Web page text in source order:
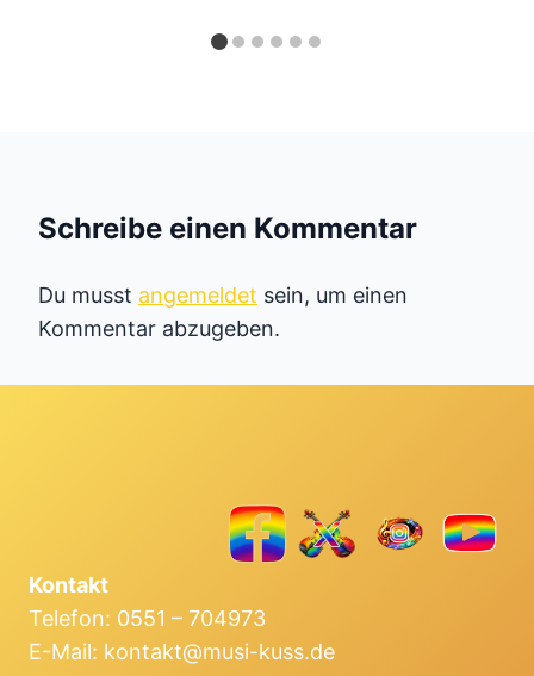
Schreibe einen Kommentar
Du musst angemeldet sein, um einen
Kommentar abzugeben.
Kontakt
Telefon: 0551 – 704973
E-Mail: kontakt@musi-kuss.de